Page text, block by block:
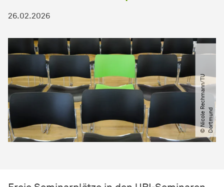
26.02.2026
©
N
i
c
o
l
eR
e
c
h
m
a
n
n​
/​
T
U
D
o
r
t
m
u
nd